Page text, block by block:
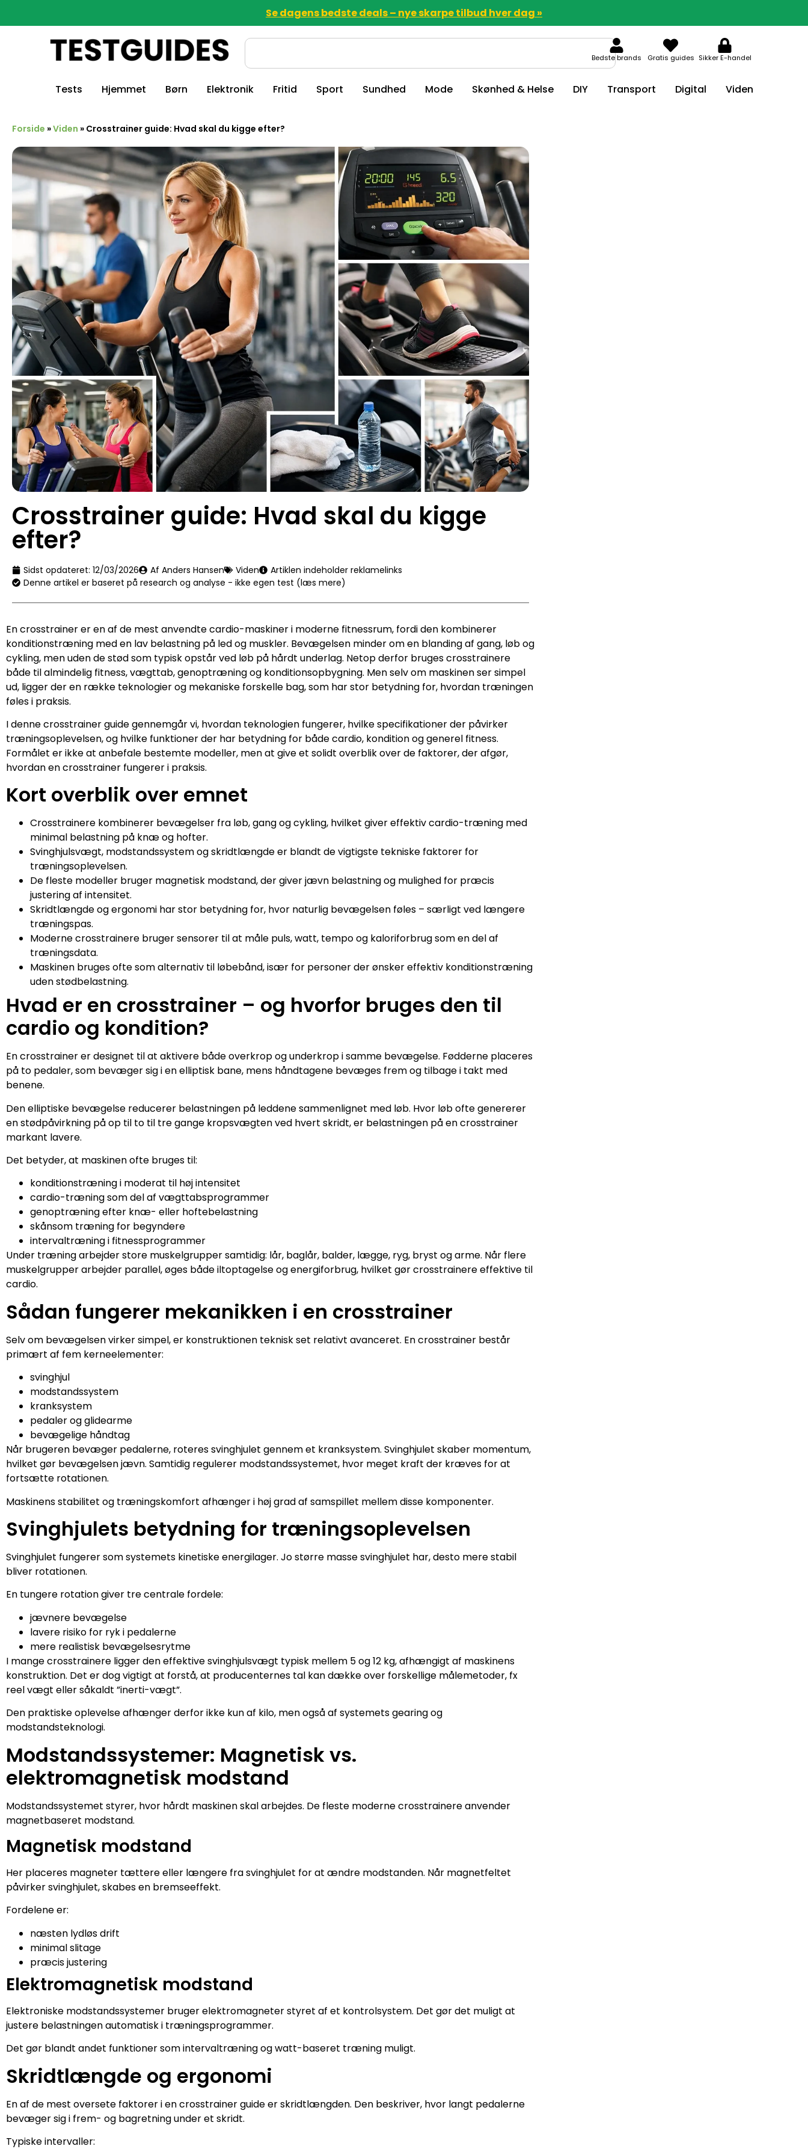
Se dagens bedste deals – nye skarpe tilbud hver dag »
Bedste brands Gratis guides Sikker E-handel
Tests Hjemmet Børn Elektronik Fritid Sport Sundhed Mode Skønhed & Helse DIY Transport Digital Viden
Forside »Viden » Crosstrainer guide: Hvad skal du kigge efter?
Crosstrainer guide: Hvad skal du kigge
efter?
Sidst opdateret: 12/03/2026 Af Anders Hansen Viden
Artiklen indeholder reklamelinks
Denne artikel er baseret på research og analyse - ikke egen test (læs mere)
En crosstrainer er en af de mest anvendte cardio-maskiner i moderne fitnessrum, fordi den kombinerer
konditionstræning med en lav belastning på led og muskler. Bevægelsen minder om en blanding af gang, løb og
cykling, men uden de stød som typisk opstår ved løb på hårdt underlag. Netop derfor bruges crosstrainere
både til almindelig fitness, vægttab, genoptræning og konditionsopbygning. Men selv om maskinen ser simpel
ud, ligger der en række teknologier og mekaniske forskelle bag, som har stor betydning for, hvordan træningen
føles i praksis.
I denne crosstrainer guide gennemgår vi, hvordan teknologien fungerer, hvilke specifikationer der påvirker
træningsoplevelsen, og hvilke funktioner der har betydning for både cardio, kondition og generel fitness.
Formålet er ikke at anbefale bestemte modeller, men at give et solidt overblik over de faktorer, der afgør,
hvordan en crosstrainer fungerer i praksis.
Kort overblik over emnet
Crosstrainere kombinerer bevægelser fra løb, gang og cykling, hvilket giver effektiv cardio-træning med
minimal belastning på knæ og hofter.
Svinghjulsvægt, modstandssystem og skridtlængde er blandt de vigtigste tekniske faktorer for
træningsoplevelsen.
De fleste modeller bruger magnetisk modstand, der giver jævn belastning og mulighed for præcis
justering af intensitet.
Skridtlængde og ergonomi har stor betydning for, hvor naturlig bevægelsen føles – særligt ved længere
træningspas.
Moderne crosstrainere bruger sensorer til at måle puls, watt, tempo og kaloriforbrug som en del af
træningsdata.
Maskinen bruges ofte som alternativ til løbebånd, især for personer der ønsker effektiv konditionstræning
uden stødbelastning.
Hvad er en crosstrainer – og hvorfor bruges den til
cardio og kondition?
En crosstrainer er designet til at aktivere både overkrop og underkrop i samme bevægelse. Fødderne placeres
på to pedaler, som bevæger sig i en elliptisk bane, mens håndtagene bevæges frem og tilbage i takt med
benene.
Den elliptiske bevægelse reducerer belastningen på leddene sammenlignet med løb. Hvor løb ofte genererer
en stødpåvirkning på op til to til tre gange kropsvægten ved hvert skridt, er belastningen på en crosstrainer
markant lavere.
Det betyder, at maskinen ofte bruges til:
konditionstræning i moderat til høj intensitet
cardio-træning som del af vægttabsprogrammer
genoptræning efter knæ- eller hoftebelastning
skånsom træning for begyndere
intervaltræning i fitnessprogrammer
Under træning arbejder store muskelgrupper samtidig: lår, baglår, balder, lægge, ryg, bryst og arme. Når flere
muskelgrupper arbejder parallel, øges både iltoptagelse og energiforbrug, hvilket gør crosstrainere effektive til
cardio.
Sådan fungerer mekanikken i en crosstrainer
Selv om bevægelsen virker simpel, er konstruktionen teknisk set relativt avanceret. En crosstrainer består
primært af fem kerneelementer:
svinghjul
modstandssystem
kranksystem
pedaler og glidearme
bevægelige håndtag
Når brugeren bevæger pedalerne, roteres svinghjulet gennem et kranksystem. Svinghjulet skaber momentum,
hvilket gør bevægelsen jævn. Samtidig regulerer modstandssystemet, hvor meget kraft der kræves for at
fortsætte rotationen.
Maskinens stabilitet og træningskomfort afhænger i høj grad af samspillet mellem disse komponenter.
Svinghjulets betydning for træningsoplevelsen
Svinghjulet fungerer som systemets kinetiske energilager. Jo større masse svinghjulet har, desto mere stabil
bliver rotationen.
En tungere rotation giver tre centrale fordele:
jævnere bevægelse
lavere risiko for ryk i pedalerne
mere realistisk bevægelsesrytme
I mange crosstrainere ligger den effektive svinghjulsvægt typisk mellem 5 og 12 kg, afhængigt af maskinens
konstruktion. Det er dog vigtigt at forstå, at producenternes tal kan dække over forskellige målemetoder, fx
reel vægt eller såkaldt ”inerti-vægt”.
Den praktiske oplevelse afhænger derfor ikke kun af kilo, men også af systemets gearing og
modstandsteknologi.
Modstandssystemer: Magnetisk vs.
elektromagnetisk modstand
Modstandssystemet styrer, hvor hårdt maskinen skal arbejdes. De fleste moderne crosstrainere anvender
magnetbaseret modstand.
Magnetisk modstand
Her placeres magneter tættere eller længere fra svinghjulet for at ændre modstanden. Når magnetfeltet
påvirker svinghjulet, skabes en bremseeffekt.
Fordelene er:
næsten lydløs drift
minimal slitage
præcis justering
Elektromagnetisk modstand
Elektroniske modstandssystemer bruger elektromagneter styret af et kontrolsystem. Det gør det muligt at
justere belastningen automatisk i træningsprogrammer.
Det gør blandt andet funktioner som intervaltræning og watt-baseret træning muligt.
Skridtlængde og ergonomi
En af de mest oversete faktorer i en crosstrainer guide er skridtlængden. Den beskriver, hvor langt pedalerne
bevæger sig i frem- og bagretning under et skridt.
Typiske intervaller: